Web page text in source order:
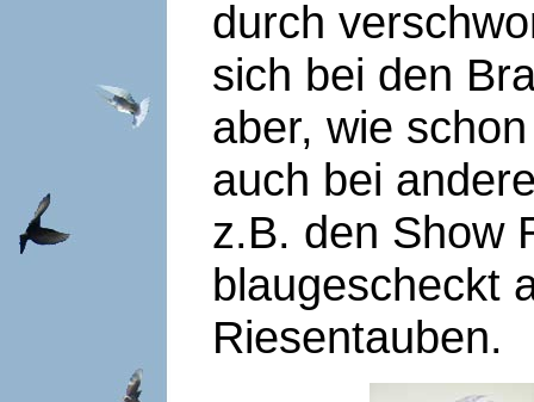
durch
sich bei den
aber, wie
auch bei
z.B. den Show
blaugescheckt
Riesentauben.